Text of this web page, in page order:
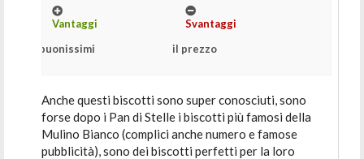
Vantaggi
buonissimi
Svantaggi
il prezzo
Anche questi biscotti sono super conosciuti, sono
forse dopo i Pan di Stelle i biscotti più famosi della
Mulino Bianco (complici anche numero e famose
pubblicità), sono dei biscotti perfetti per la loro